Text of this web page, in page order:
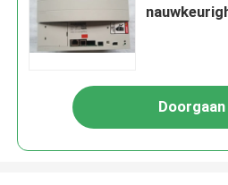
Doorgaan